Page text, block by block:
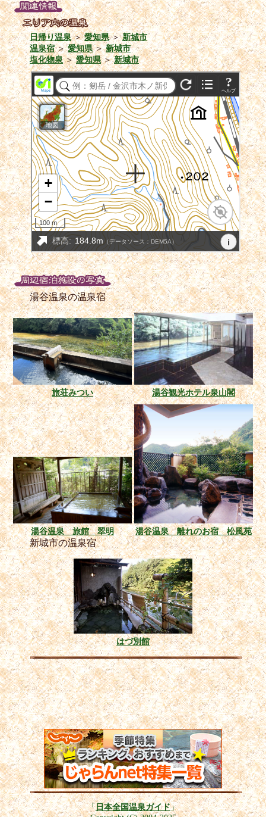
日帰り温泉＞愛知県＞新城市
温泉宿＞愛知県＞新城市
塩化物泉＞愛知県＞新城市
湯谷温泉の温泉宿
旅荘みつい 湯谷観光ホテル泉山閣
湯谷温泉 旅館 翠明 湯谷温泉 離れのお宿 松風苑
新城市の温泉宿
はづ別館
「日本全国温泉ガイド」